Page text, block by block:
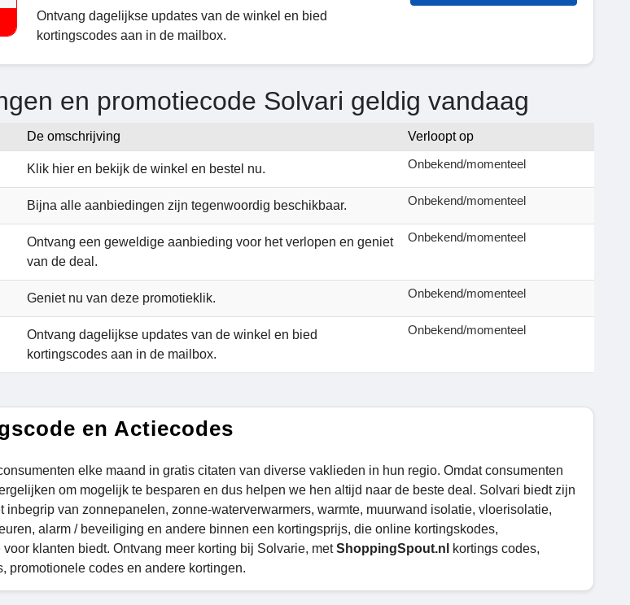
Ontvang dagelijkse updates van de winkel en bied
kortingscodes aan in de mailbox.
en promotiecode Solvari geldig vandaag
De omschrijving
Verloopt op
Klik hier en bekijk de winkel en bestel nu. Onbekend/momenteel
Bijna alle aanbiedingen zijn tegenwoordig beschikbaar. Onbekend/momenteel
Ontvang een geweldige aanbieding voor het verlopen en geniet
van de deal.
Onbekend/momenteel
Geniet nu van deze promotieklik. Onbekend/momenteel
Ontvang dagelijkse updates van de winkel en bied
kortingscodes aan in de mailbox.
Onbekend/momenteel
en Actiecodes
elke maand in gratis citaten van diverse vaklieden in hun regio. Omdat consumenten
om mogelijk te besparen en dus helpen we hen altijd naar de beste deal. Solvari biedt zijn
inbegrip van zonnepanelen, zonne-waterverwarmers, warmte, muurwand isolatie, vloerisolatie,
alarm / beveiliging en andere binnen een kortingsprijs, die online kortingskodes,
klanten biedt. Ontvang meer korting bij Solvarie, metShoppingSpout.nl
kortings codes,
promotionele codes en andere kortingen.